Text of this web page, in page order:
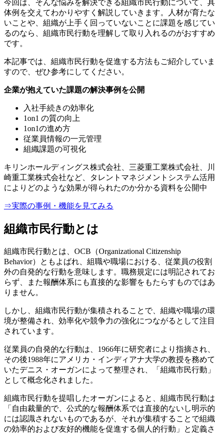
今回は、そんな悩みを解決できる組織市民行動について、具
体例を交えてわかりやすく解説していきます。人材が育たな
いことや、組織が上手く回っていないことに課題を感じてい
るのなら、組織市民行動を理解して取り入れるのがおすすめ
です。
本記事では、組織市民行動を促進する方法もご紹介していま
すので、ぜひ参考にしてください。
企業が抱えていた課題の解決事例を公開
入社手続きの効率化
1on1 の質の向上
1on1の進め方
従業員情報の一元管理
組織課題の可視化
キリンホールディングス株式会社、三菱重工業株式会社、川
崎重工業株式会社など、タレントマネジメントシステム活用
によりどのような効果が得られたのか分かる資料を公開中
⇒実際の事例・機能を見てみる
組織市民行動とは
組織市民行動とは、OCB（Organizational Citizenship
Behavior）ともよばれ、組職や職場における、従業員の役割
外の自発的な行動を意味します。職務規定には明記されてお
らず、また報酬体系にも直接的な影響をもたらすものではあ
りません。
しかし、組織市民行動が集積されることで、組織や職場の環
境が整備され、効率化や競争力の強化につながるとして注目
されています。
従業員の自発的な行動は、1966年に研究者により指摘され、
その後1988年にアメリカ・インディアナ大学の教授を務めて
いたデニス・オーガンによって整理され、「組織市民行動」
として概念化されました。
組織市民行動を提唱したオーガンによると、組織市民行動は
「自由裁量的で、公式的な報酬体系では直接的ないし明示的
には認識されないものであるが、それが集積することで組織
の効率的および友好的機能を促進する個人的行動」と定義さ